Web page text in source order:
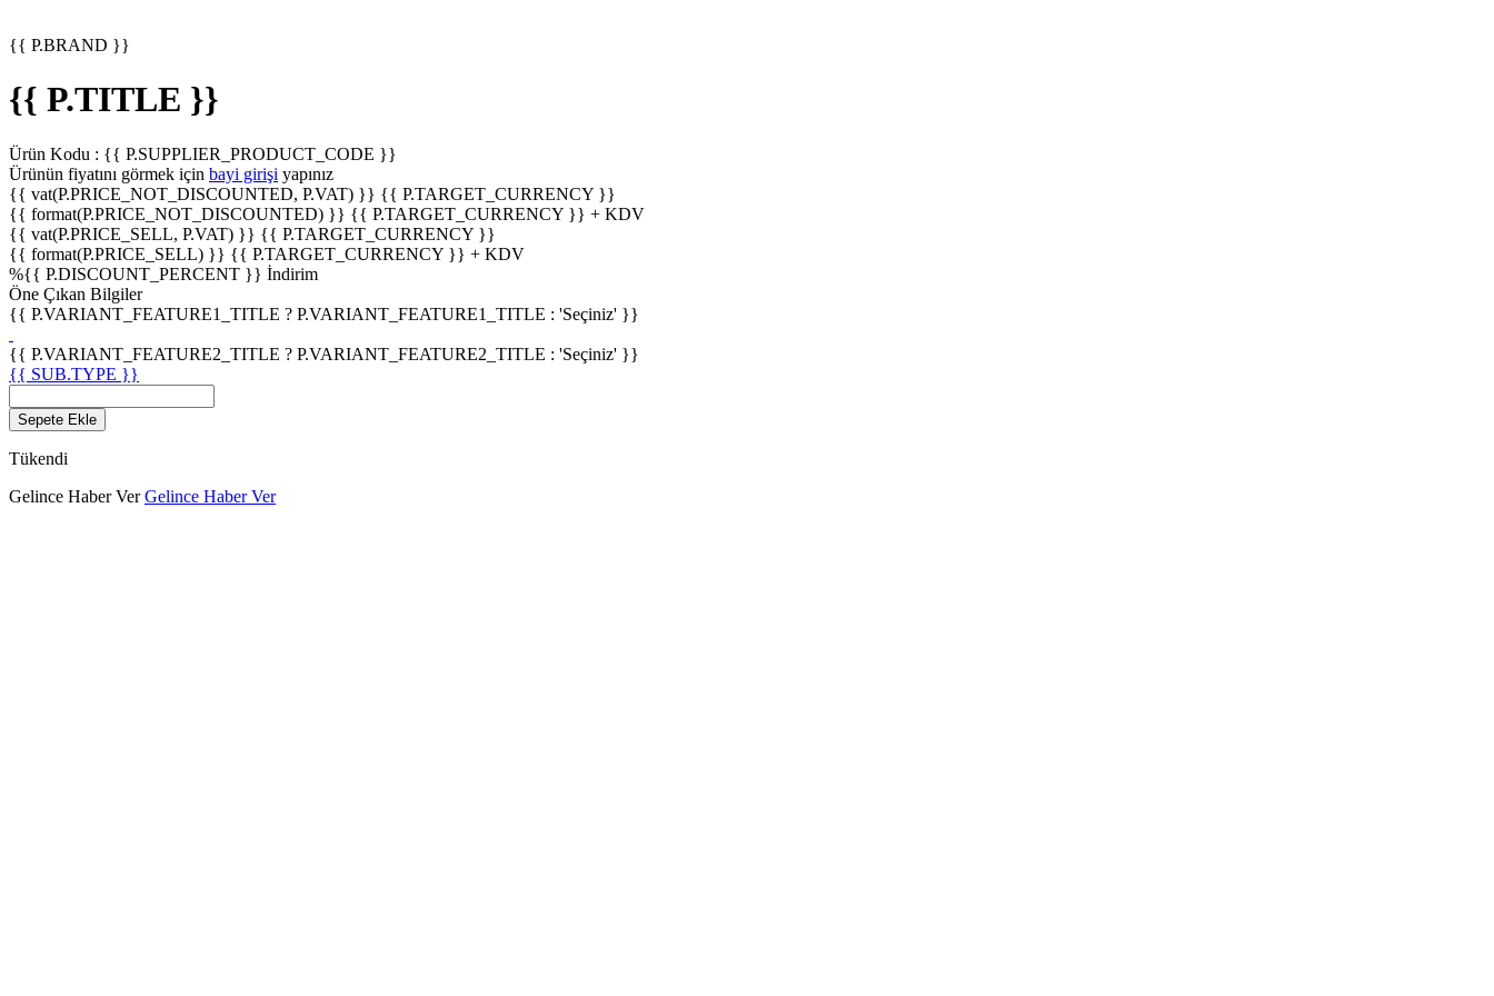
{{ P.BRAND }}
{{ P.TITLE }}
Ürün Kodu : {{ P.SUPPLIER_PRODUCT_CODE }}
Ürünün fiyatını görmek için bayi girişi yapınız
{{ vat(P.PRICE_NOT_DISCOUNTED, P.VAT) }} {{ P.TARGET_CURRENCY }}
{{ format(P.PRICE_NOT_DISCOUNTED) }} {{ P.TARGET_CURRENCY }} + KDV
{{ vat(P.PRICE_SELL, P.VAT) }} {{ P.TARGET_CURRENCY }}
{{ format(P.PRICE_SELL) }} {{ P.TARGET_CURRENCY }} + KDV
%{{ P.DISCOUNT_PERCENT }} İndirim
Öne Çıkan Bilgiler
{{ P.VARIANT_FEATURE1_TITLE ? P.VARIANT_FEATURE1_TITLE : 'Seçiniz' }}
{{ P.VARIANT_FEATURE2_TITLE ? P.VARIANT_FEATURE2_TITLE : 'Seçiniz' }}
{{ SUB.TYPE }}
Sepete Ekle
Tükendi
Gelince Haber Ver Gelince Haber Ver